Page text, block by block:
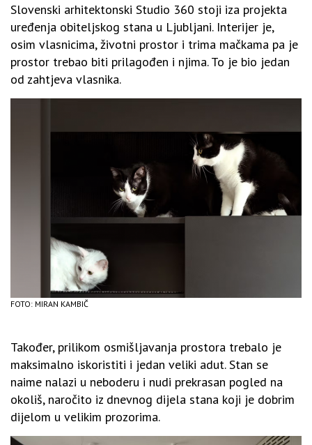
Slovenski arhitektonski Studio 360 stoji iza projekta
uređenja obiteljskog stana u Ljubljani. Interijer je,
osim vlasnicima, životni prostor i trima mačkama pa je
prostor trebao biti prilagođen i njima. To je bio jedan
od zahtjeva vlasnika.
FOTO: MIRAN KAMBIČ
Također, prilikom osmišljavanja prostora trebalo je
maksimalno iskoristiti i jedan veliki adut. Stan se
naime nalazi u neboderu i nudi prekrasan pogled na
okoliš, naročito iz dnevnog dijela stana koji je dobrim
dijelom u velikim prozorima.